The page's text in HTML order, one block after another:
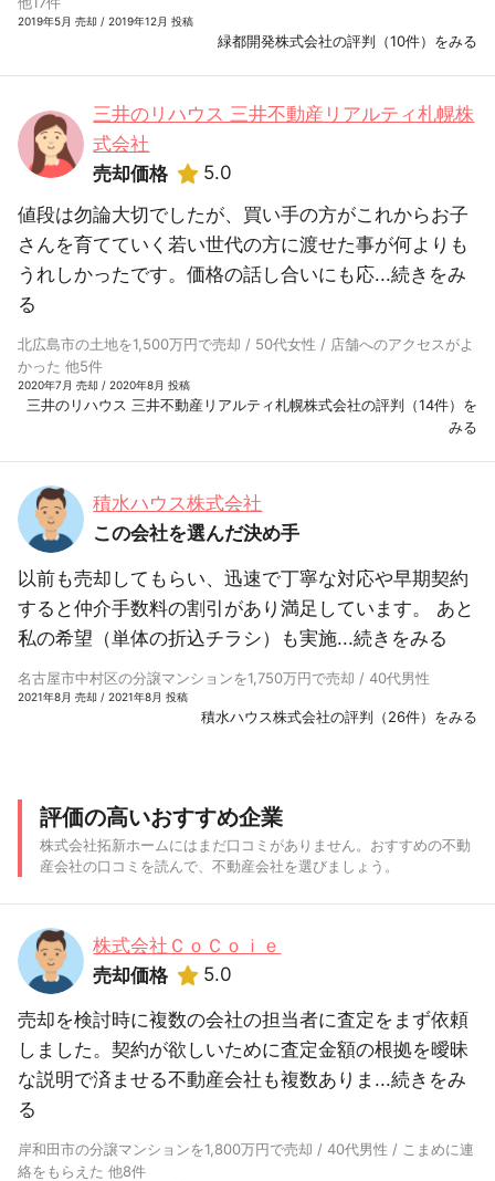
2019年5月 売却 / 2019年12月 投稿
緑都開発株式会社の評判（10件）をみる
三井のリハウス 三井不動産リアルティ札幌株
式会社
売却価格
5.0
値段は勿論大切でしたが、買い手の方がこれからお子
さんを育てていく若い世代の方に渡せた事が何よりも
うれしかったです。価格の話し合いにも応...続きをみ
る
北広島市の土地を1,500万円で売却 / 50代女性 / 店舗へのアクセスがよ
かった 他5件
2020年7月 売却 / 2020年8月 投稿
三井のリハウス 三井不動産リアルティ札幌株式会社の評判（14件）を
みる
積水ハウス株式会社
この会社を選んだ決め手
以前も売却してもらい、迅速で丁寧な対応や早期契約
すると仲介手数料の割引があり満足しています。 あと
私の希望（単体の折込チラシ）も実施...続きをみる
名古屋市中村区の分譲マンションを1,750万円で売却 / 40代男性
2021年8月 売却 / 2021年8月 投稿
積水ハウス株式会社の評判（26件）をみる
評価の高いおすすめ企業
株式会社拓新ホームにはまだ口コミがありません。おすすめの不動
産会社の口コミを読んで、不動産会社を選びましょう。
株式会社ＣｏＣｏｉｅ
売却価格
5.0
売却を検討時に複数の会社の担当者に査定をまず依頼
しました。契約が欲しいために査定金額の根拠を曖昧
な説明で済ませる不動産会社も複数ありま...続きをみ
る
岸和田市の分譲マンションを1,800万円で売却 / 40代男性 / こまめに連
絡をもらえた 他8件